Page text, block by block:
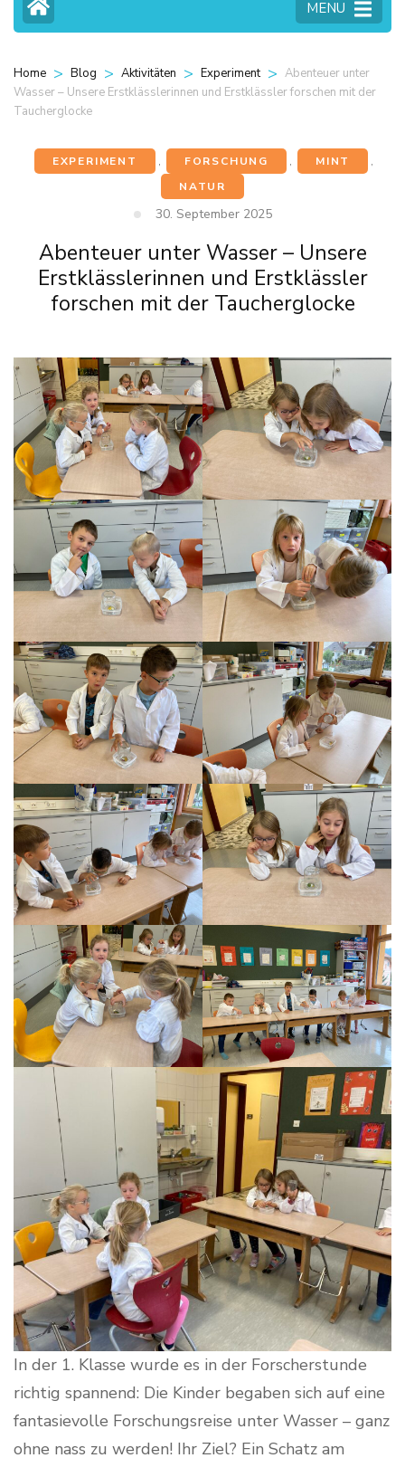
MENU
Home > Blog > Aktivitäten > Experiment > Abenteuer unter
Wasser – Unsere Erstklässlerinnen und Erstklässler forschen mit der
Taucherglocke
EXPERIMENT , FORSCHUNG , MINT
,
NATUR
30. September 2025
Abenteuer unter Wasser – Unsere
Erstklässlerinnen und Erstklässler
forschen mit der Taucherglocke
In der 1. Klasse wurde es in der Forscherstunde
richtig spannend: Die Kinder begaben sich auf eine
fantasievolle Forschungsreise unter Wasser – ganz
ohne nass zu werden! Ihr Ziel? Ein Schatz am